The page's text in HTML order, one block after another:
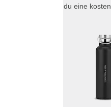
du eine